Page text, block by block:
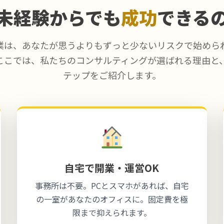
経験からでも成功できる
、あなたが思うよりもずっと少ないリスクで始め
こでは、私たちのコンサルティングが選ばれる理由と
テップをご紹介します。
自宅で開業・運営OK
事務所は不要。PCとスマホがあれば、自宅
の一室があなたのオフィスに。固定費を極
限まで抑えられます。